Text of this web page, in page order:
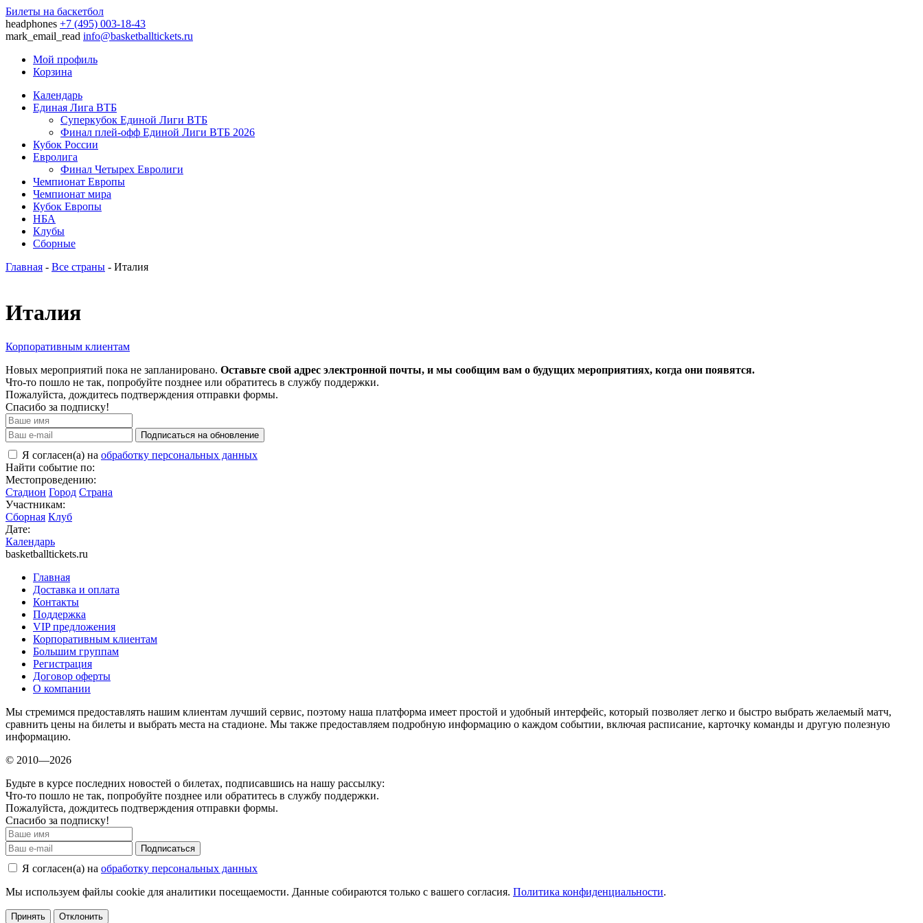
Билеты на баскетбол
headphones +7 (495) 003-18-43
mark_email_read info@basketballtickets.ru
Мой профиль
Корзина
Календарь
Единая Лига ВТБ
Суперкубок Единой Лиги ВТБ
Финал плей-офф Единой Лиги ВТБ 2026
Кубок России
Евролига
Финал Четырех Евролиги
Чемпионат Европы
Чемпионат мира
Кубок Европы
НБА
Клубы
Сборные
Главная - Все страны - Италия
Италия
Корпоративным клиентам
Новых мероприятий пока не запланировано. Оставьте свой адрес электронной почты, и мы сообщим вам о будущих мероприятиях, когда они появятся.
Что-то пошло не так, попробуйте позднее или обратитесь в службу поддержки.
Пожалуйста, дождитесь подтверждения отправки формы.
Спасибо за подписку!
Подписаться на обновление
Я согласен(а) на обработку персональных данных
Найти событие по:
Местопроведению:
Стадион Город Страна
Участникам:
Сборная Клуб
Дате:
Календарь
basketballtickets.ru
Главная
Доставка и оплата
Контакты
Поддержка
VIP предложения
Корпоративным клиентам
Большим группам
Регистрация
Договор оферты
О компании
Мы стремимся предоставлять нашим клиентам лучший сервис, поэтому наша платформа имеет простой и удобный интерфейс, который позволяет легко и быстро выбрать желаемый матч,
сравнить цены на билеты и выбрать места на стадионе. Мы также предоставляем подробную информацию о каждом событии, включая расписание, карточку команды и другую полезную
информацию.
© 2010—2026
Будьте в курсе последних новостей о билетах, подписавшись на нашу рассылку:
Что-то пошло не так, попробуйте позднее или обратитесь в службу поддержки.
Пожалуйста, дождитесь подтверждения отправки формы.
Спасибо за подписку!
Подписаться
Я согласен(а) на обработку персональных данных
Мы используем файлы cookie для аналитики посещаемости. Данные собираются только с вашего согласия. Политика конфиденциальности.
Принять Отклонить